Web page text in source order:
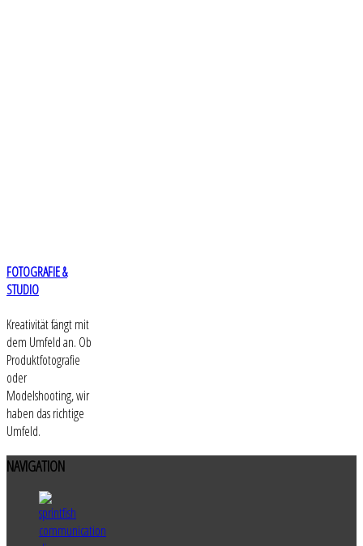
FOTOGRAFIE &
STUDIO
Kreativität fängt mit
dem Umfeld an. Ob
Produktfotografie
oder
Modelshooting, wir
haben das richtige
Umfeld.
NAVIGATION